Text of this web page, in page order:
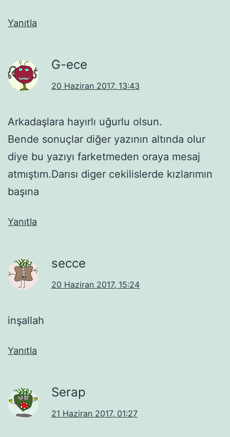
Yanıtla
G-ece
20 Haziran 2017, 13:43
Arkadaşlara hayırlı uğurlu olsun.
Bende sonuçlar diğer yazının altında olur
diye bu yazıyı farketmeden oraya mesaj
atmıştım.Darısı diger cekilislerde kızlarımın
başına
Yanıtla
secce
20 Haziran 2017, 15:24
inşallah
Yanıtla
Serap
21 Haziran 2017, 01:27